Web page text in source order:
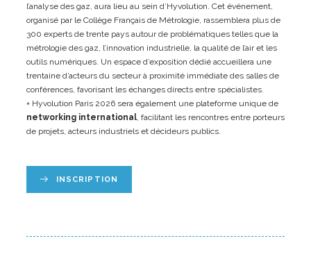
l’analyse des gaz, aura lieu au sein d’Hyvolution. Cet événement,
organisé par le Collège Français de Métrologie, rassemblera plus de
300 experts de trente pays autour de problématiques telles que la
métrologie des gaz, l’innovation industrielle, la qualité de l’air et les
outils numériques. Un espace d’exposition dédié accueillera une
trentaine d’acteurs du secteur à proximité immédiate des salles de
conférences, favorisant les échanges directs entre spécialistes.
+ Hyvolution Paris 2026 sera également une plateforme unique de
networking international, facilitant les rencontres entre porteurs
de projets, acteurs industriels et décideurs publics.
INSCRIPTION